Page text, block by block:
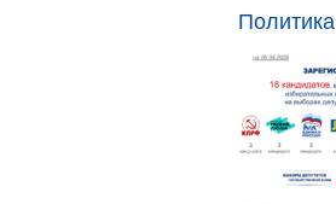
Политика